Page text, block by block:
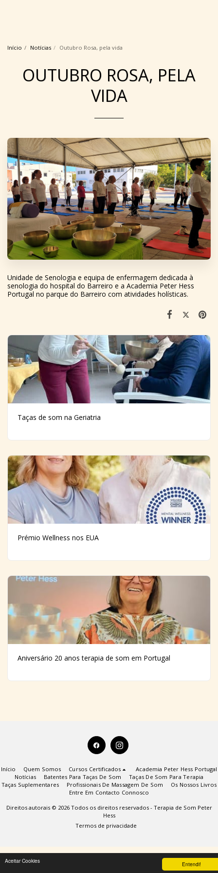
Entendi!
Aceitar Cookies
Início Notícias Outubro Rosa, pela vida
OUTUBRO ROSA, PELA
VIDA
Unidade de Senologia e equipa de enfermagem dedicada à
senologia do hospital do Barreiro e a Academia Peter Hess
Portugal no parque do Barreiro com atividades holísticas.
Taças de som na Geriatria
Prémio Wellness nos EUA
Aniversário 20 anos terapia de som em Portugal
Início Quem Somos Cursos Certificados
Academia Peter Hess Portugal
Notícias
Batentes Para Taças De Som
Taças De Som Para Terapia
Taças Suplementares
Profissionais De Massagem De Som
Os Nossos Livros
Entre Em Contacto Connosco
Direitos autorais © 2026 Todos os direitos reservados - Terapia de Som Peter
Hess
Termos de privacidade